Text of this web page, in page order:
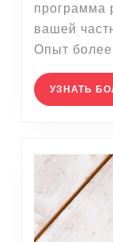
программа
вашей
Опыт более
УЗНАТЬ